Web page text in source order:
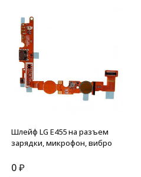
Шлейф LG E455 на разъем
зарядки, микрофон, вибро
0₽